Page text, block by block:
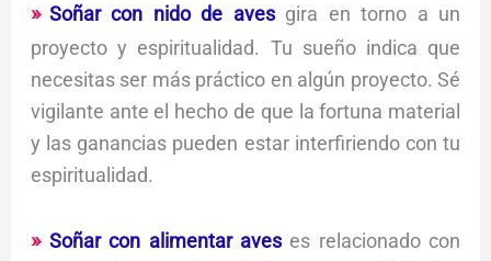
Soñar con nido de avesgira en torno a un
proyecto y espiritualidad. Tu sueño indica que
necesitas ser más práctico en algún proyecto. Sé
vigilante ante el hecho de que la fortuna material
y las ganancias pueden estar interfiriendo con tu
espiritualidad.
Soñar con alimentar aveses relacionado con